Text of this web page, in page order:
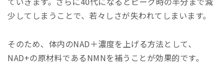
少してしまうことで、若々しさが失われてしまいます。
そのため、体内のNAD＋濃度を上げる方法として、
NAD+の原材料であるNMNを補うことが効果的です。